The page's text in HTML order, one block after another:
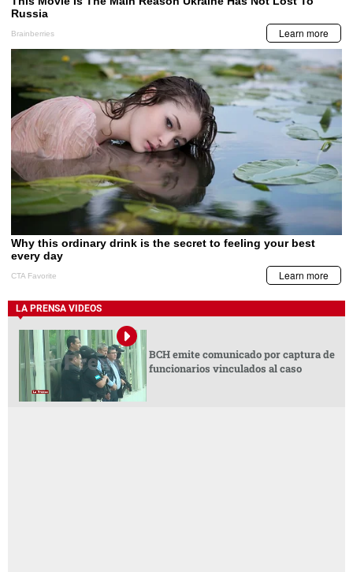
LA PRENSA VIDEOS
BCH emite comunicado por captura de
funcionarios vinculados al caso